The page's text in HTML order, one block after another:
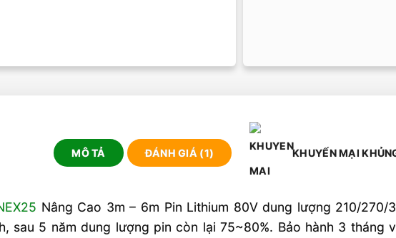
MÔ TẢ ĐÁNH GIÁ (1) KHUYẾN MẠI
Nâng Cao 3m – 6m Pin Lithium 80V dung lượng 210/
sau 5 năm dung lượng pin còn lại 75~80%. Bảo hành 3